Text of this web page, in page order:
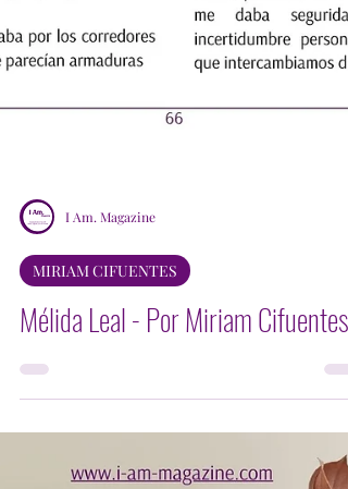
Mélida Leal - Por Miriam Cifuentes